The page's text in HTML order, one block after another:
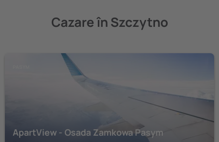
Cazare în Szczytno
ApartView - Osada Zamkowa Pasym